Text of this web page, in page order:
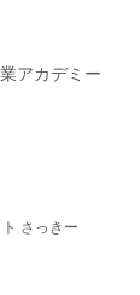
アカデミー